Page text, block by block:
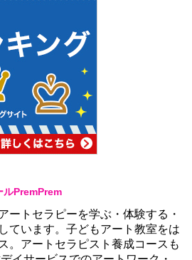
ルPremPrem
ートセラピーを学ぶ・体験する・
ています。子どもアート教室をは
。アートセラピスト養成コースも